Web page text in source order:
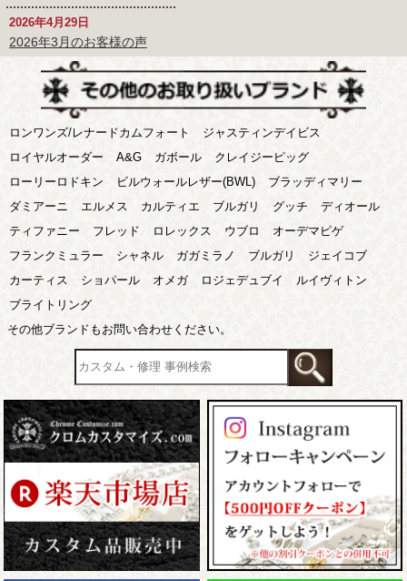
2026年4月29日
2026年3月のお客様の声
ロンワンズ/レナードカムフォート
ジャスティンデイビス
ロイヤルオーダー
A&G ガボール
クレイジーピッグ
ローリーロドキン
ビルウォールレザー(BWL)
ブラッディマリー
ダミアーニ
エルメス カルティエ ブルガリ グッチ
ディオール
ティファニー
フレッド ロレックス ウブロ
オーデマピゲ
フランクミュラー
シャネル ガガミラノ ブルガリ
ジェイコブ
カーティス
ショパール オメガ ロジェデュブイ
ルイヴィトン
ブライトリング
その他ブランドもお問い合わせください。